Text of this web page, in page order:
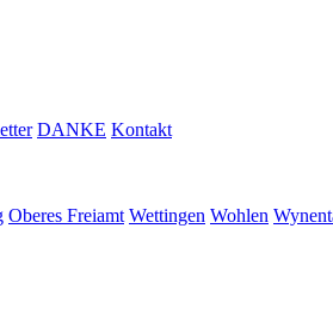
DANKE Kontakt
Oberes Freiamt Wettingen Wohlen